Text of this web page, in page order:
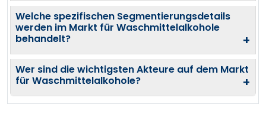
Welche spezifischen Segmentierungsdetails
werden im Markt für Waschmittelalkohole
behandelt?
+
Wer sind die wichtigsten Akteure auf dem Markt
für Waschmittelalkohole?
+